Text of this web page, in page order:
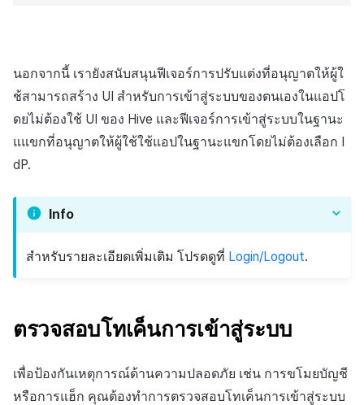
นอกจากนี้ เรายังสนับสนุนฟีเจอร์การปรับแต่งที่อนุญาตให้ผู้ใ
ช้สามารถสร้าง UI สำหรับการเข้าสู่ระบบของตนเองในแอปโ
ดยไม่ต้องใช้ UI ของ Hive และฟีเจอร์การเข้าสู่ระบบในฐานะ
แแขกที่อนุญาตให้ผู้ใช้ใช้แอปในฐานะแขกโดยไม่ต้องเลือก I
dP.
Info
สำหรับรายละเอียดเพิ่มเติม โปรดดูที่ Login/Logout.
ตรวจสอบโทเค็นการเข้าสู่ระบบ
เพื่อป้องกันเหตุการณ์ด้านความปลอดภัย เช่น การขโมยบัญชี
หรือการแฮ็ก คุณต้องทำการตรวจสอบโทเค็นการเข้าสู่ระบบ